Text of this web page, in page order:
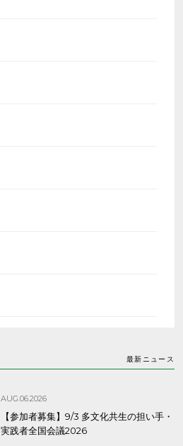
最新ニュース
AUG.06.2026
【参加者募集】9/3 多文化共生の担い手・
実践者全国会議2026